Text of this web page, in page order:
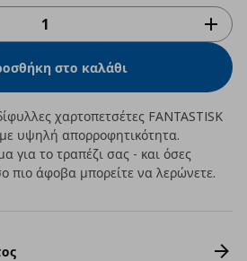
στο καλάθι
χαρτοπετσέτες FANTASTISK
υψηλή απορροφητικότητα.
για το τραπέζι σας - και όσες
πιο άφοβα μπορείτε να λερώνετε.